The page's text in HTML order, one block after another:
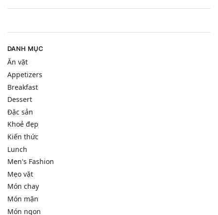
DANH MỤC
Ăn vặt
Appetizers
Breakfast
Dessert
Đặc sản
Khoẻ đẹp
Kiến thức
Lunch
Men's Fashion
Mẹo vặt
Món chay
Món mặn
Món ngon